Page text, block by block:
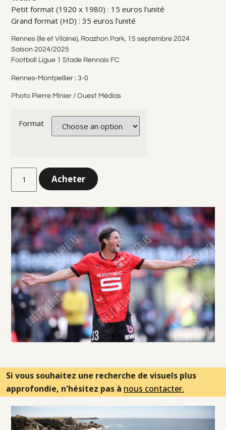
Petit format (1920 x 1980) : 15 euros l’unité
Grand format (HD) : 35 euros l’unité
Rennes (Ile et Vilaine), Roazhon Park, 15 septembre 2024
Saison 2024/2025
Football Ligue 1 Stade Rennais FC
Rennes-Montpellier : 3-0
Photo Pierre Minier / Ouest Médias
Format
Acheter
Si vous souhaitez une recherche de visuels plus
approfondie, n'hésitez pas à nous contacter.